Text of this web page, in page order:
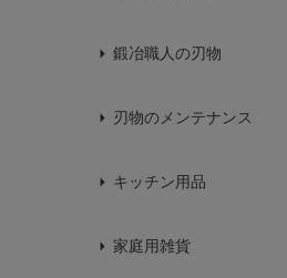
鍛冶職人の刃物
刃物のメンテナンス
キッチン用品
家庭用雑貨